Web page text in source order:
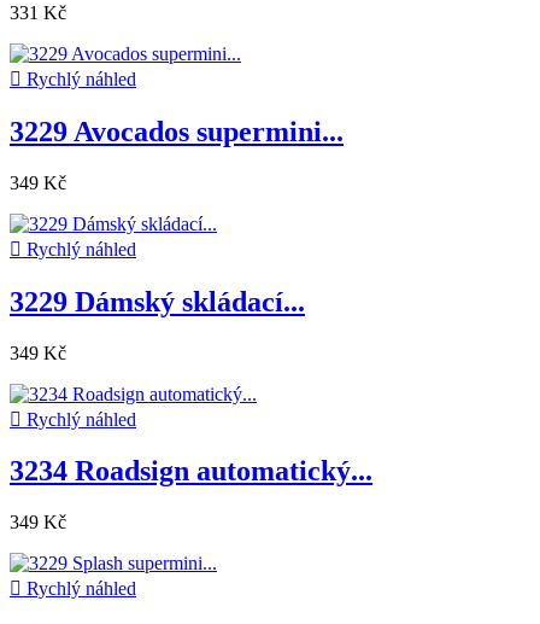
331 Kč
 Rychlý náhled
3229 Avocados supermini...
349 Kč
 Rychlý náhled
3229 Dámský skládací...
349 Kč
 Rychlý náhled
3234 Roadsign automatický...
349 Kč
 Rychlý náhled